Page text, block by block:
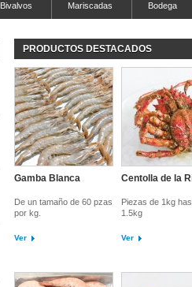
Bivalvos Mariscadas Bodega
PRODUCTOS DESTACADOS
Gamba Blanca
De un tamaño de 60 pzas
por kg.
Ver
Centolla de la
Piezas de 1kg
1.5kg
Ver